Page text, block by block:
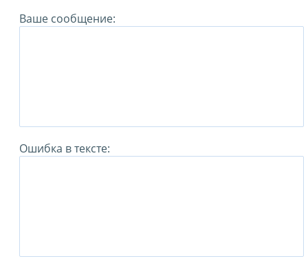
Ваше сообщение:
Ошибка в тексте: